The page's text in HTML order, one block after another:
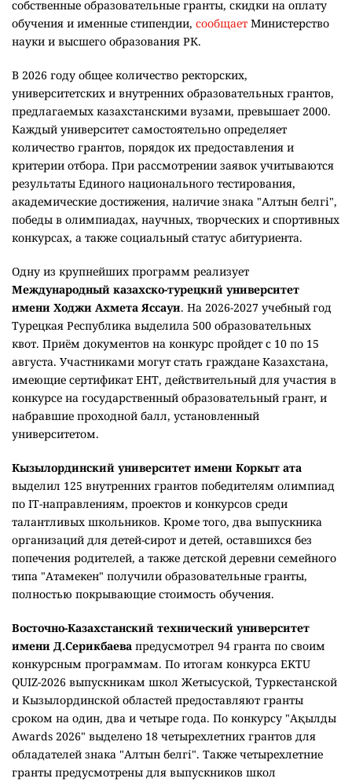
собственные образовательные гранты, скидки на оплату
обучения и именные стипендии, сообщает Министерство
науки и высшего образования РК.
В 2026 году общее количество ректорских,
университетских и внутренних образовательных грантов,
предлагаемых казахстанскими вузами, превышает 2000.
Каждый университет самостоятельно определяет
количество грантов, порядок их предоставления и
критерии отбора. При рассмотрении заявок учитываются
результаты Единого национального тестирования,
академические достижения, наличие знака "Алтын белгі",
победы в олимпиадах, научных, творческих и спортивных
конкурсах, а также социальный статус абитуриента.
Одну из крупнейших программ реализует
Международный казахско-турецкий университет
имени Ходжи Ахмета Яссауи. На 2026-2027 учебный год
Турецкая Республика выделила 500 образовательных
квот. Приём документов на конкурс пройдет с 10 по 15
августа. Участниками могут стать граждане Казахстана,
имеющие сертификат ЕНТ, действительный для участия в
конкурсе на государственный образовательный грант, и
набравшие проходной балл, установленный
университетом.
Кызылординский университет имени Коркыт ата
выделил 125 внутренних грантов победителям олимпиад
по IT-направлениям, проектов и конкурсов среди
талантливых школьников. Кроме того, два выпускника
организаций для детей-сирот и детей, оставшихся без
попечения родителей, а также детской деревни семейного
типа "Атамекен" получили образовательные гранты,
полностью покрывающие стоимость обучения.
Восточно-Казахстанский технический университет
имени Д.Серикбаева предусмотрел 94 гранта по своим
конкурсным программам. По итогам конкурса EKTU
QUIZ-2026 выпускникам школ Жетысуской, Туркестанской
и Кызылординской областей предоставляют гранты
сроком на один, два и четыре года. По конкурсу "Ақылды
Awards 2026" выделено 18 четырехлетних грантов для
обладателей знака "Алтын белгі". Также четырехлетние
гранты предусмотрены для выпускников школ